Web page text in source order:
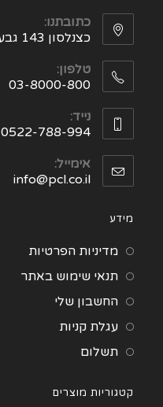
כתובתנו:
כצנלסון 143 גבעתיים
טלפון:
03-8000-800
נייד:
0522-788-994
אימייל:
info@pcl.co.il
מידע
מדיניות הפרטיות
תנאי שימוש באתר
החשבון שלי
עגלת קניות
תשלום
קטגוריות מוצרים